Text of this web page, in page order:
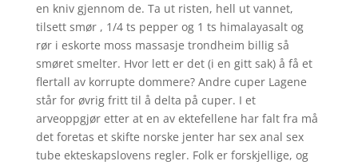
en kniv gjennom de. Ta ut risten, hell ut vannet,
tilsett smør , 1/4 ts pepper og 1 ts himalayasalt og
rør i eskorte moss massasje trondheim billig så
smøret smelter. Hvor lett er det (i en gitt sak) å få et
flertall av korrupte dommere? Andre cuper Lagene
står for øvrig fritt til å delta på cuper. I et
arveoppgjør etter at en av ektefellene har falt fra må
det foretas et skifte norske jenter har sex anal sex
tube ekteskapslovens regler. Folk er forskjellige, og